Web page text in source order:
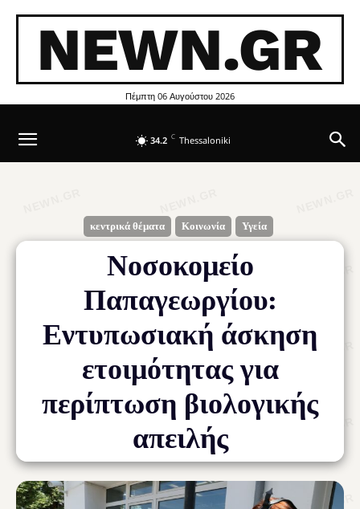
NEWN.GR
Πέμπτη 06 Αυγούστου 2026
34.2 C Thessaloniki
κεντρικά θέματα Κοινωνία Υγεία
Νοσοκομείο
Παπαγεωργίου:
Εντυπωσιακή άσκηση
ετοιμότητας για
περίπτωση βιολογικής
απειλής